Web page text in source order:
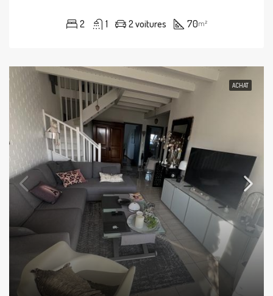
2 1 2 voitures 70m²
ACHAT